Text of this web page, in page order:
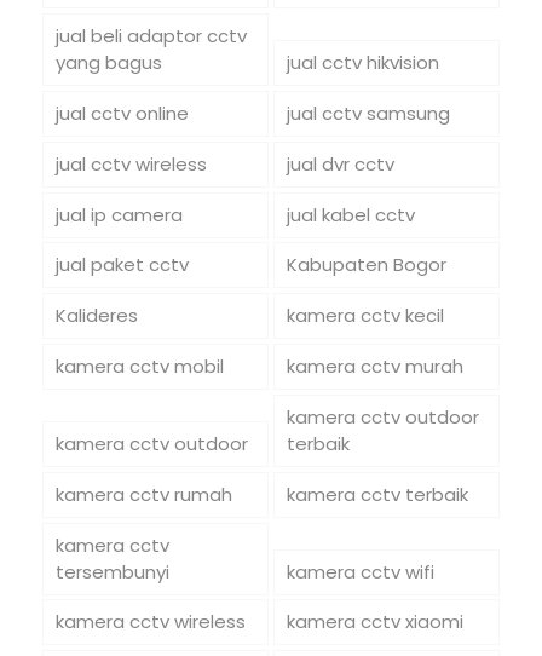
jual beli adaptor cctv
yang bagus
jual cctv hikvision
jual cctv online
jual cctv samsung
jual cctv wireless
jual dvr cctv
jual ip camera
jual kabel cctv
jual paket cctv
Kabupaten Bogor
Kalideres
kamera cctv kecil
kamera cctv mobil
kamera cctv murah
kamera cctv outdoor
kamera cctv outdoor
terbaik
kamera cctv rumah
kamera cctv terbaik
kamera cctv
tersembunyi
kamera cctv wifi
kamera cctv wireless
kamera cctv xiaomi